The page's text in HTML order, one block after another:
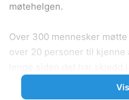
møtehelgen.
Over 300 mennesker
over 20 personer til kjenne
som vanlig for syke langt
varte til sammen i 18 timer.